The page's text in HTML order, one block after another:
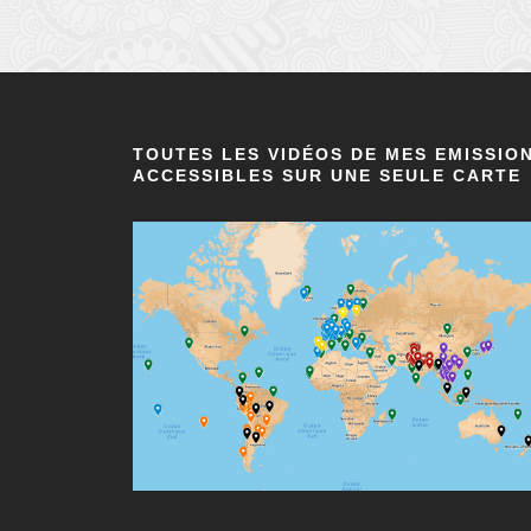
TOUTES LES VIDÉOS DE MES
ACCESSIBLES SUR UNE SEULE CARTE